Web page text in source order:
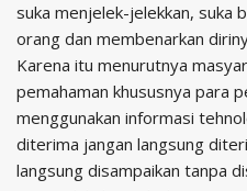
suka menjelek-jelekkan, suka
orang dan membenarkan
Karena itu menurutnya
pemahaman khususnya para
menggunakan informasi
diterima jangan langsung
langsung disampaikan tanpa